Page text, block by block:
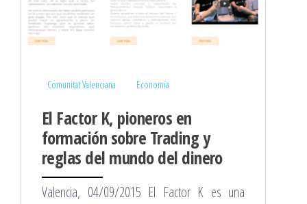
Comunitat Valenciana Economía
El Factor K, pioneros en
formación sobre Trading y
reglas del mundo del dinero
Valencia, 04/09/2015 El Factor K es una